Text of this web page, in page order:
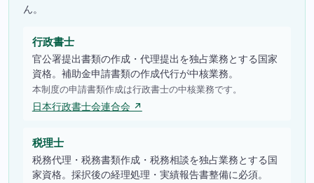
ん。
行政書士
官公署提出書類の作成・代理提出を独占業務とする国家
資格。補助金申請書類の作成代行が中核業務。
本制度の申請書類作成は行政書士の中核業務です。
日本行政書士会連合会 ↗
税理士
税務代理・税務書類作成・税務相談を独占業務とする国
家資格。採択後の経理処理・実績報告書整備に必須。